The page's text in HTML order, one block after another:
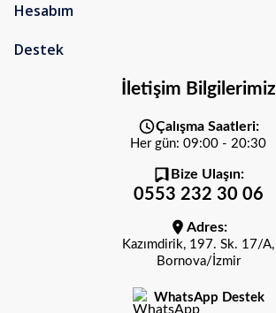
Hesabım
Destek
İletişim Bilgilerimiz
Çalışma Saatleri:
Her gün: 09:00 - 20:30
Bize Ulaşın:
0553 232 30 06
Adres:
Kazımdirik, 197. Sk. 17/A,
Bornova/İzmir
WhatsApp Destek